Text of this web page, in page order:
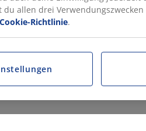
du allen drei
Cookie-Richtlinie.